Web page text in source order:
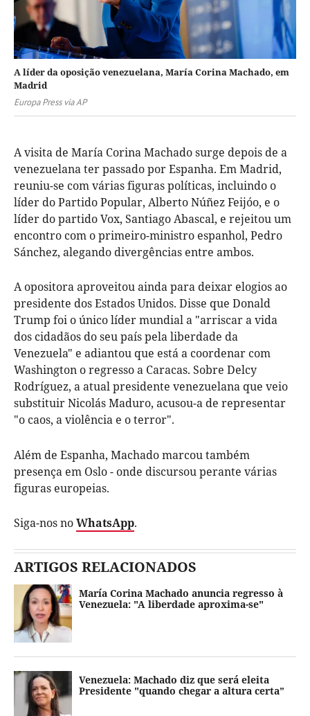
A líder da oposição venezuelana, María Corina Machado, em
Madrid
Europa Press via AP
A visita de María Corina Machado surge depois de a
venezuelana ter passado por Espanha. Em Madrid,
reuniu-se com várias figuras políticas, incluindo o
líder do Partido Popular, Alberto Núñez Feijóo, e o
líder do partido Vox, Santiago Abascal, e rejeitou um
encontro com o primeiro-ministro espanhol, Pedro
Sánchez, alegando divergências entre ambos.
A opositora aproveitou ainda para deixar elogios ao
presidente dos Estados Unidos. Disse que Donald
Trump foi o único líder mundial a "arriscar a vida
dos cidadãos do seu país pela liberdade da
Venezuela" e adiantou que está a coordenar com
Washington o regresso a Caracas. Sobre Delcy
Rodríguez, a atual presidente venezuelana que veio
substituir Nicolás Maduro, acusou-a de representar
"o caos, a violência e o terror".
Além de Espanha, Machado marcou também
presença em Oslo - onde discursou perante várias
figuras europeias.
Siga-nos noWhatsApp.
ARTIGOS RELACIONADOS
María Corina Machado anuncia regresso à
Venezuela: "A liberdade aproxima-se"
Venezuela: Machado diz que será eleita
Presidente "quando chegar a altura certa”